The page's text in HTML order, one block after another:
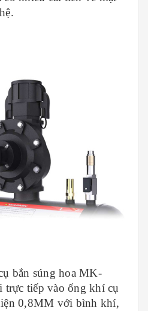
bắn súng hoa MK-
trực tiếp vào ống khí cụ
0,8MM với bình khí,